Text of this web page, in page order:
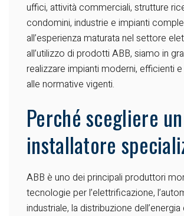
uffici, attività commerciali, strutture
condomini, industrie e impianti
all’esperienza maturata nel settore
all’utilizzo di prodotti ABB, siamo in
realizzare impianti moderni, efficienti
alle normative vigenti.
Perché scegliere
installatore
ABB è uno dei principali produttori
tecnologie per l’elettrificazione,
industriale, la distribuzione dell’energia